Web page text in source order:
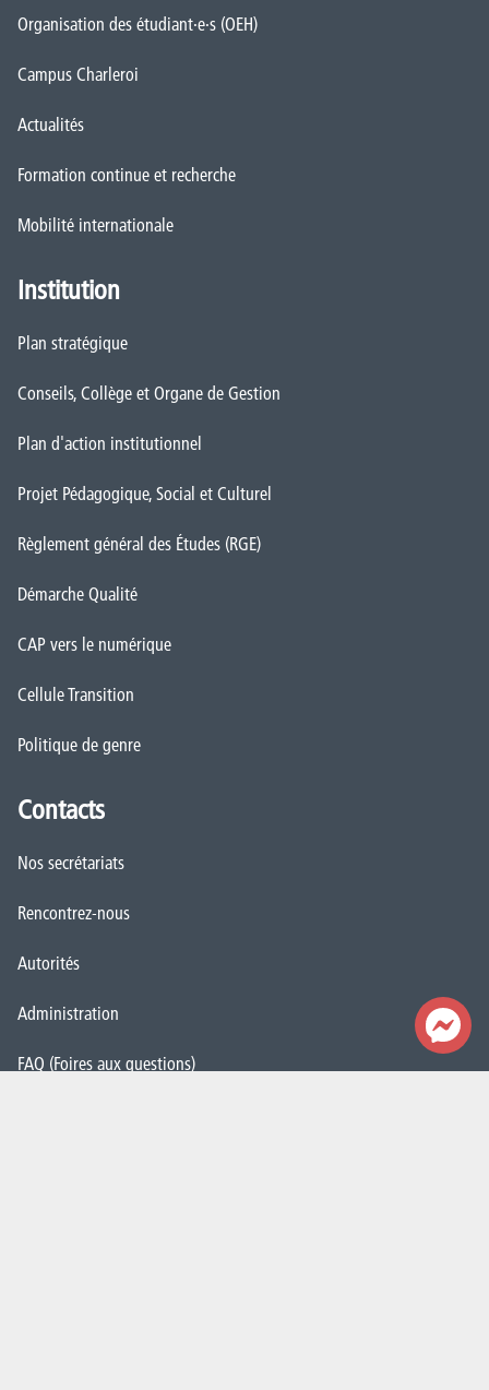
Organisation des étudiant·e·s (OEH)
Campus Charleroi
Actualités
Formation continue et recherche
Mobilité internationale
Institution
Plan stratégique
Conseils, Collège et Organe de Gestion
Plan d'action institutionnel
Projet Pédagogique, Social et Culturel
Règlement général des Études (RGE)
Démarche Qualité
CAP vers le numérique
Cellule Transition
Politique de genre
Contacts
Nos secrétariats
Rencontrez-nous
Autorités
Administration
FAQ (Foires aux questions)